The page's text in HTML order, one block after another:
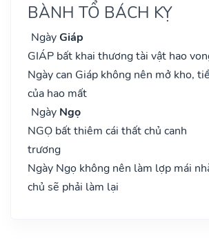
BÀNH TỔ BÁCH KỴ
NgàyGiáp
GIÁP bất khai thương tài vật hao
Ngày can Giáp không nên mở kho,
của hao mất
Ngày Ngọ
NGỌ bất thiêm cái thất chủ canh
trương
Ngày Ngọ không nên làm lợp mái
chủ sẽ phải làm lại